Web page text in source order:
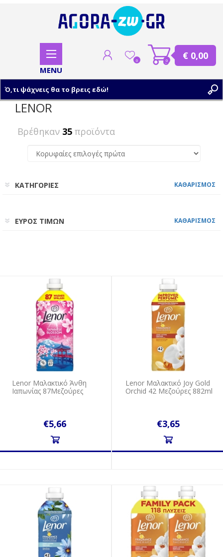
ΣΥΝΔΕΣΗ
0 0 € 0,00
LENOR
Βρέθηκαν 35 προϊόντα
ΚΑΤΗΓΟΡΙΕΣ ΚΑΘΑΡΙΣΜΟΣ
ΕΥΡΟΣ ΤΙΜΩΝ ΚΑΘΑΡΙΣΜΟΣ
Lenor Mαλακτικό Άνθη
Ιαπωνίας 87Mεζούρες
€5,66
Lenor Mαλακτικό Joy Gold
Orchid 42 Mεζούρες 882ml
€3,65